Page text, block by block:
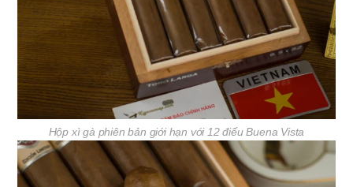
Hộp xì gà phiên bản giới hạn với 12 điếu Buena Vista